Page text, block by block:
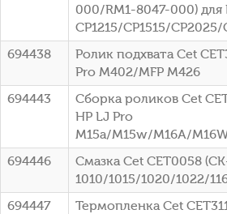
000/RM1-8047-000) для
CP1215/CP1515/
694438
Ролик подхвата Cet
Pro M402/MFP M426
694443
Сборка роликов Cet
HP LJ Pro
M15a/M15w/M16A/
694446
Смазка Cet CET0058
1010/1015/1020/1022/
694447
Термопленка Cet